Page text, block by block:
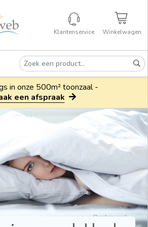
Klantenservice Winkelwagen
in onze 500m² toonzaal -
een afspraak